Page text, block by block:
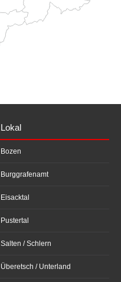
Lokal
Bozen
Burggrafenamt
Eisacktal
Pustertal
Salten / Schlern
Überetsch / Unterland